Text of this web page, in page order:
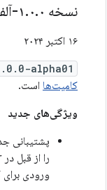
نسخه ۱ .۰.۰-آلفا۰۱
۱۶ اکتبر ۲۰۲۴
alpha01
کامیت‌ها است.
ویژگی‌های جدید
ورودی برای